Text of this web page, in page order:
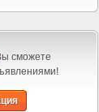
сможете